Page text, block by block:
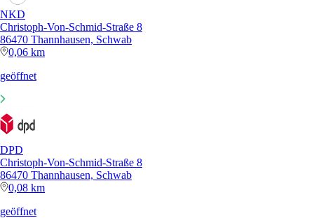
NKD
Christoph-Von-Schmid-Straße 8
86470 Thannhausen, Schwab
0,06 km
geöffnet
DPD
Christoph-Von-Schmid-Straße 8
86470 Thannhausen, Schwab
0,08 km
geöffnet